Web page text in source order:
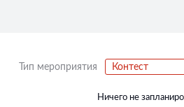
Тип мероприятия Контест
Ничего не